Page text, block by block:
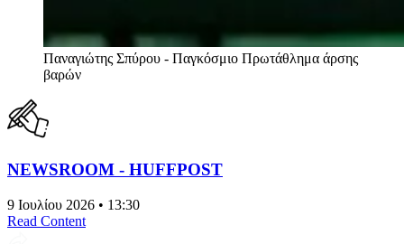
Παναγιώτης Σπύρου - Παγκόσμιο Πρωτάθλημα άρσης
βαρών
NEWSROOM - HUFFPOST
9 Ιουλίου 2026 • 13:30
Read Content